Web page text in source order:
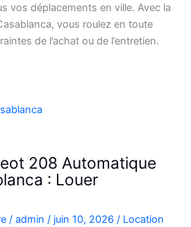
vos déplacements en ville. Avec la
vous roulez en toute
de l’achat ou de l’entretien.
208 Automatique
: Louer
/ admin / juin 10, 2026 / Location